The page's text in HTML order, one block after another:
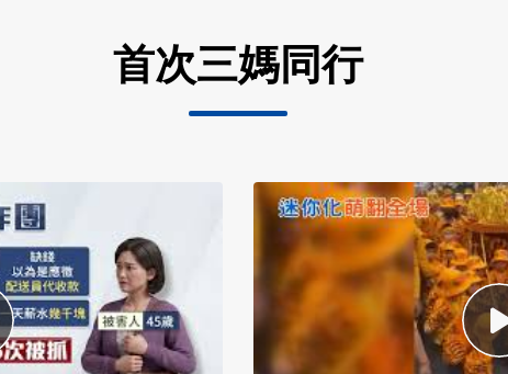
首次三媽同行